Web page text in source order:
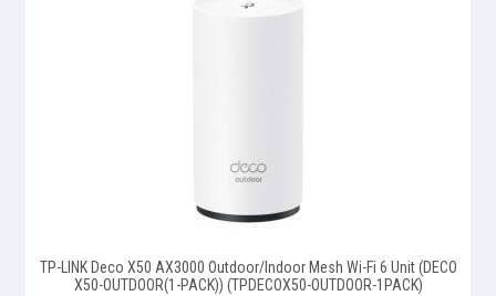
TP-LINK Deco X50 AX3000 Outdoor/Indoor Mesh Wi-Fi 6 Unit (DECO
X50-OUTDOOR(1-PACK)) (TPDECOX50-OUTDOOR-1PACK)